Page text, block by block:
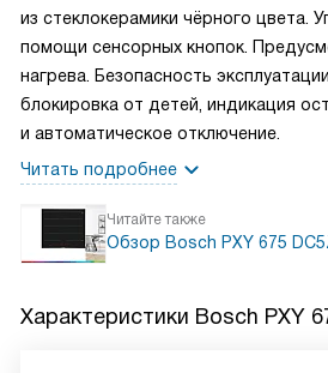
из стеклокерамики чёрного цвета.
помощи сенсорных кнопок.
нагрева. Безопасность
блокировка от детей, индикация
и автоматическое отключение.
Читать подробнее
Читайте также
Обзор Bosch PXY 675
Характеристики Bosch PXY